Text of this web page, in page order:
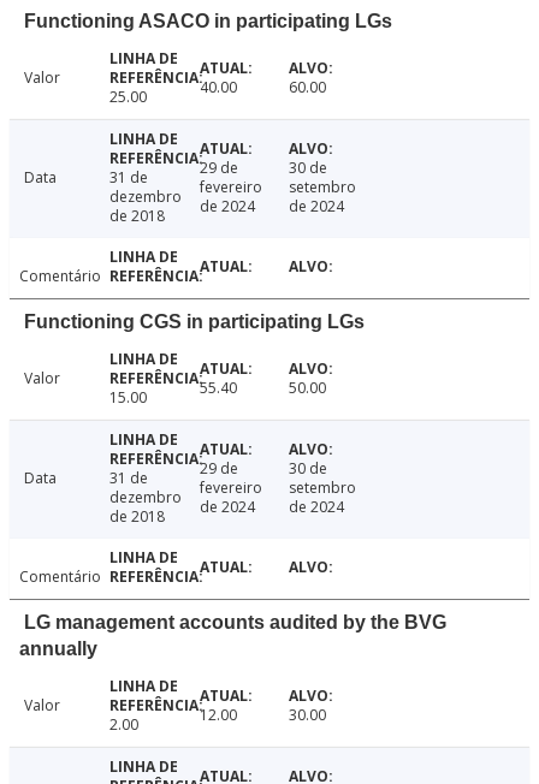
Functioning ASACO in participating LGs
Valor
25.00
40.00 60.00
Data
31 de
dezembro
de 2018
29 de
fevereiro
de 2024
30 de
setembro
de 2024
Comentário
Functioning CGS in participating LGs
Valor
15.00
55.40 50.00
Data
31 de
dezembro
de 2018
29 de
fevereiro
de 2024
30 de
setembro
de 2024
Comentário
LG management accounts audited by the BVG
annually
Valor
2.00
12.00 30.00